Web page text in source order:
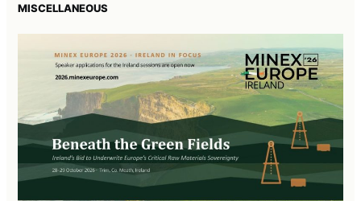
MISCELLANEOUS